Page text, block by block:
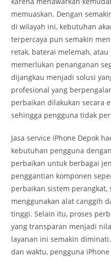
memuaskan. Dengan
di wilayah ini, kebutuhan
terpercaya pun semakin
retak, baterai melemah,
memerlukan penanganan
dijangkau menjadi solusi
profesional yang
perbaikan dilakukan secara
sehingga pengguna tidak
Jasa service iPhone Depok
kebutuhan pengguna
perbaikan untuk berbagai
penggantian komponen
perbaikan sistem perangkat,
menggunakan alat canggih
tinggi. Selain itu, proses
yang transparan menjadi
layanan ini semakin
dan waktu, pengguna